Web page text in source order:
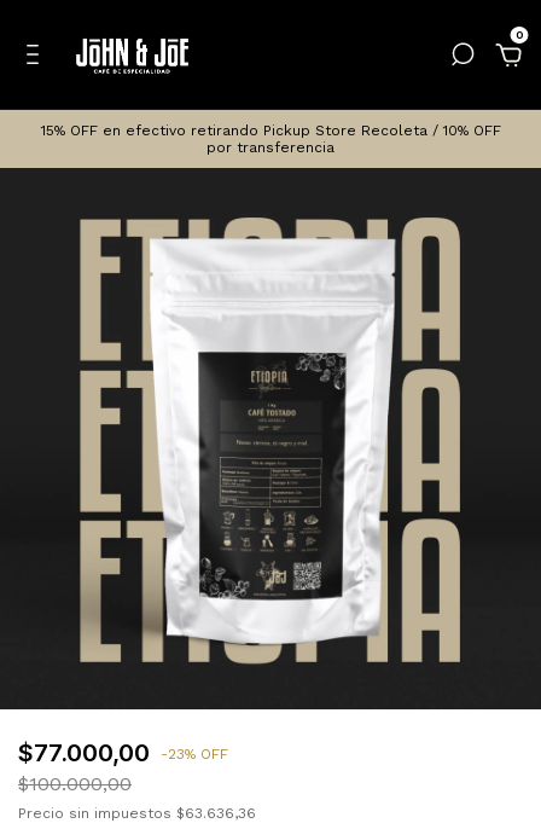
0
15% OFF en efectivo retirando Pickup Store Recoleta / 10% OFF
por transferencia
$77.000,00 -23% OFF
$100.000,00
Precio sin impuestos $63.636,36